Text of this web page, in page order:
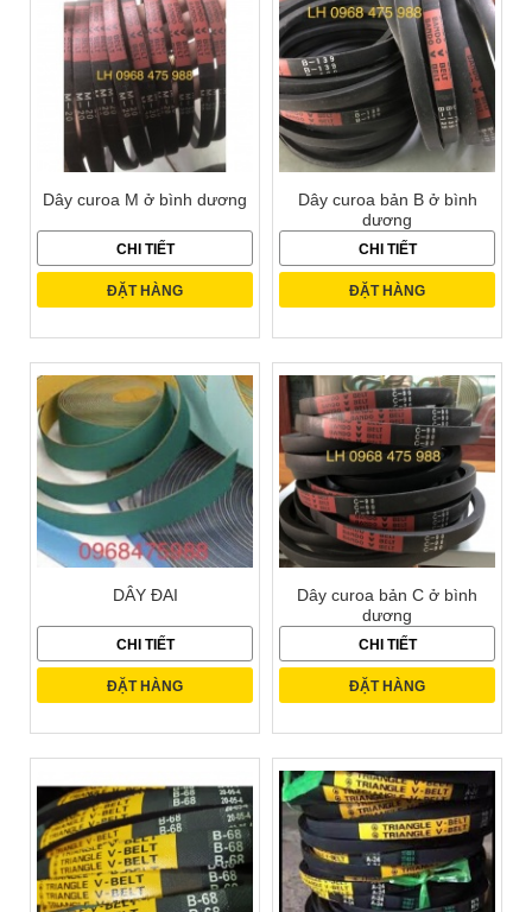
Dây curoa M ở bình dương
CHI TIẾT
ĐẶT HÀNG
Dây curoa bản B ở bình
dương
CHI TIẾT
ĐẶT HÀNG
DÂY ĐAI
CHI TIẾT
ĐẶT HÀNG
Dây curoa bản C ở bình
dương
CHI TIẾT
ĐẶT HÀNG